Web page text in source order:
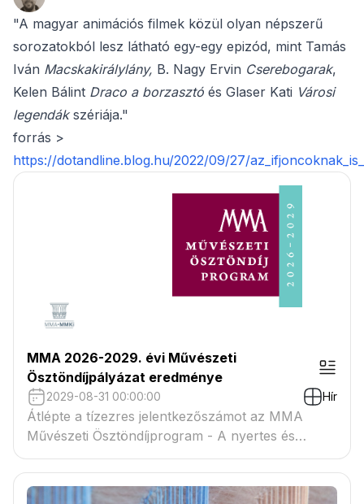
"A magyar animációs filmek közül olyan népszerű
sorozatokból lesz látható egy-egy epizód, mint Tamás
Iván Macskakirálylány, B. Nagy Ervin Cserebogarak,
Kelen Bálint Draco a borzasztó és Glaser Kati Városi
legendákszériája."
forrás >
https://dotandline.blog.hu/2022/09/27/
MMA 2026-2029. évi Művészeti
Ösztöndíjpályázat eredménye
2029-08-31 00:00:00 Hír
Átlépte a tízezres jelentkezőszámot az MMA
Művészeti Ösztöndíjprogram - A nyertes és
tartaléklistás pályázók névsora megtekinthető a
csatolmányban